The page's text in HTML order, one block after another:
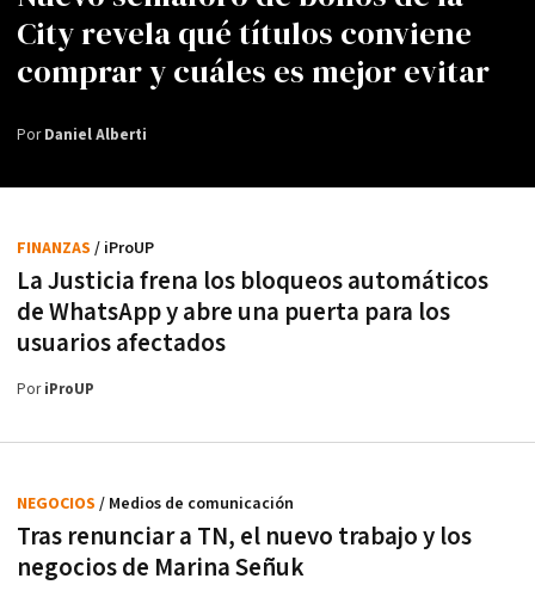
City revela qué títulos conviene
comprar y cuáles es mejor evitar
PorDaniel Alberti
La Justicia frena los bloqueos automáticos
de WhatsApp y abre una puerta para los
usuarios afectados
FINANZAS / iProUP
PoriProUP
Tras renunciar a TN, el nuevo trabajo y los
negocios de Marina Señuk
NEGOCIOS / Medios de comunicación